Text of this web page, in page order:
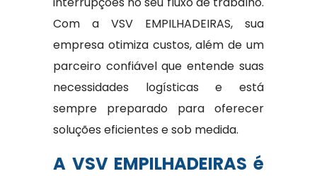
Com a VSV EMPILHADEIRAS, sua
empresa otimiza custos, além de um
parceiro confiável que entende suas
necessidades logísticas e está
sempre preparado para oferecer
soluções eficientes e sob medida.
A VSV EMPILHADEIRAS é